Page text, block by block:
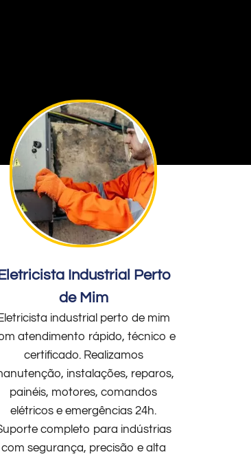
Eletricista Industrial Perto
de Mim
industrial perto de mim
atendimento rápido, técnico e
certificado. Realizamos
instalações, reparos,
painéis, motores, comandos
elétricos e emergências 24h.
completo para indústrias
com segurança, precisão e alta